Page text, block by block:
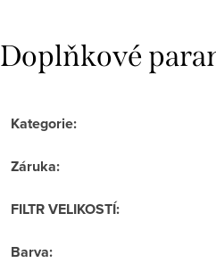
Doplňkové
Kategorie:
Záruka:
FILTR VELIKOSTÍ:
Barva: